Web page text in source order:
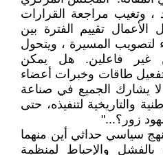
وتغيب مراجعة القرارات
تقييم الفترة بين
لتصويب المسيرة ، ويتحول
غير فاعلين. هل يمكن
طاقات وخبرات أعضاء
يشارك الجميع في صناعة
والتاريخية لتنفيذه، حتى
زور؟..."
سياسي حداثي أين منهما
بالفشل والإحباط لمنظمة